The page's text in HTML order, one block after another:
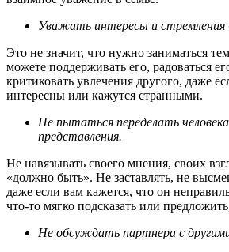
Уважать интересы и стремления
Это не значит, что нужно заниматься
можете поддерживать его, радоваться
критиковать увлечения другого, даже
интересны или кажутся странными.
Не пытаться переделать
представления.
Не навязывать своего мнения, своих
«должно быть». Не заставлять, не
даже если вам кажется, что он
что-то мягко подсказать или
Не обсуждать партнера с